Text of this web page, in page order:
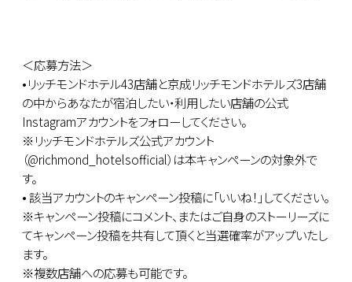
＜応募方法＞
•リッチモンドホテル43店舗と京成リッチモンドホテルズ3店舗
の中からあなたが宿泊したい・利用したい店舗の公式
Instagramアカウントをフォローしてください。
※リッチモンドホテルズ公式アカウント
（@richmond_hotelsofficial）は本キャンペーンの対象外で
す。
• 該当アカウントのキャンペーン投稿に「いいね！」してください。
※キャンペーン投稿にコメント、またはご自身のストーリーズに
てキャンペーン投稿を共有して頂くと当選確率がアップいたし
ます。
※複数店舗への応募も可能です。